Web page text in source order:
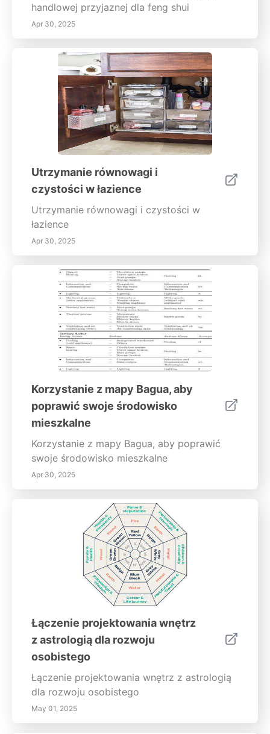
handlowej przyjaznej dla feng shui
Apr 30, 2025
Utrzymanie równowagi i
czystości w łazience
Utrzymanie równowagi i czystości w
łazience
Apr 30, 2025
Korzystanie z mapy Bagua, aby
poprawić swoje środowisko
mieszkalne
Korzystanie z mapy Bagua, aby poprawić
swoje środowisko mieszkalne
Apr 30, 2025
Łączenie projektowania wnętrz
z astrologią dla rozwoju
osobistego
Łączenie projektowania wnętrz z astrologią
dla rozwoju osobistego
May 01, 2025